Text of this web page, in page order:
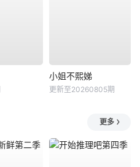
小姐不熙娣
更新至20260805期
更多